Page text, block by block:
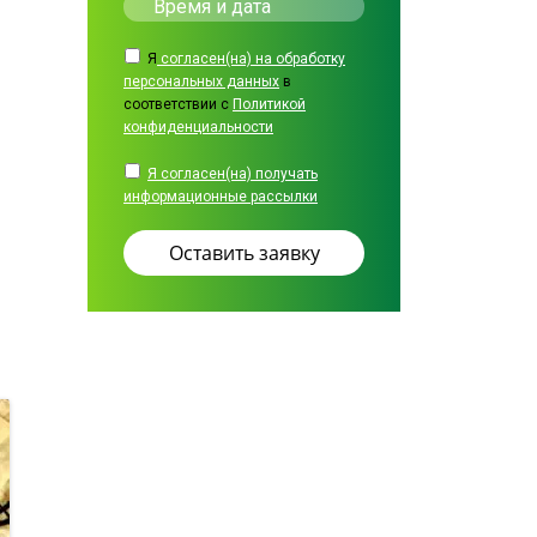
Я согласен(на) на обработку
персональных данных в
соответствии с Политикой
конфиденциальности
Я согласен(на) получать
информационные рассылки